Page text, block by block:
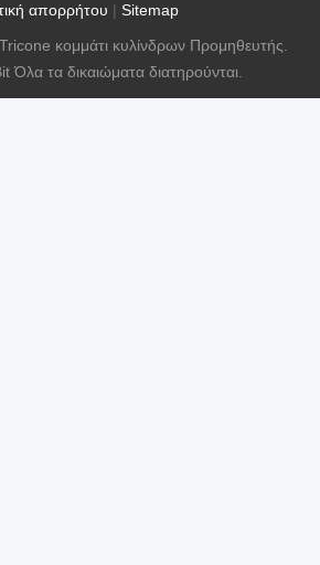
απορρήτου | Sitemap
κομμάτι κυλίνδρων Προμηθευτής.
Όλα τα δικαιώματα διατηρούνται.